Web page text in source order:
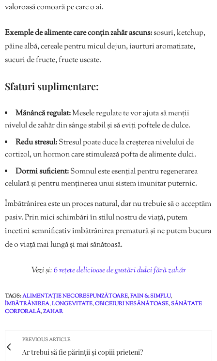
valoroasă comoară pe care o ai.
Exemple de alimente care conțin zahăr ascuns:sosuri, ketchup,
pâine albă, cereale pentru micul dejun, iaurturi aromatizate,
sucuri de fructe, fructe uscate.
Sfaturi suplimentare:
Mănâncă regulat:Mesele regulate te vor ajuta să menții
nivelul de zahăr din sânge stabil și să eviți poftele de dulce.
Redu stresul:Stresul poate duce la creșterea nivelului de
cortizol, un hormon care stimulează pofta de alimente dulci.
Dormi suficient:Somnul este esențial pentru regenerarea
celulară și pentru menținerea unui sistem imunitar puternic.
Îmbătrânirea este un proces natural, dar nu trebuie să o acceptăm
pasiv. Prin mici schimbări în stilul nostru de viață, putem
încetini semnificativ îmbătrânirea prematură și ne putem bucura
de o viață mai lungă și mai sănătoasă.
Vezi și:6 rețete delicioase de gustări dulci fără zahăr
TAGS:ALIMENTAȚIE NECORESPUNZĂTOARE,FAIN & SIMPLU,
ÎMBĂTRÂNIREA,LONGEVITATE,OBICEIURI NESĂNĂTOASE,SĂNĂTATE
CORPORALĂ,ZAHAR
PREVIOUS ARTICLE
Ar trebui să fie părinții și copiii prieteni?